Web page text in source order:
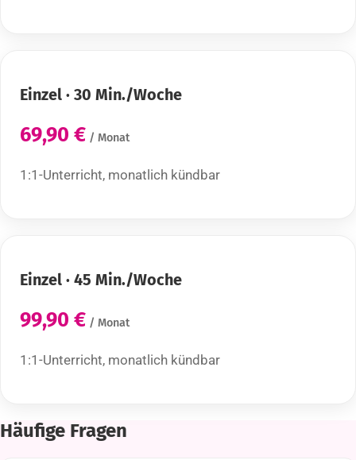
Einzel · 30 Min./Woche
69,90 € / Monat
1:1-Unterricht, monatlich kündbar
Einzel · 45 Min./Woche
99,90 € / Monat
1:1-Unterricht, monatlich kündbar
Häufige Fragen